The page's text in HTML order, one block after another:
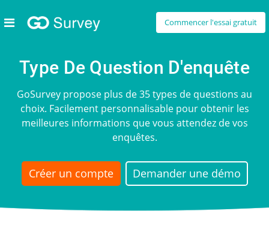
Commencer l'essai gratuit
Type De Question D'enquête
GoSurvey propose plus de 35 types de questions au
choix. Facilement personnalisable pour obtenir les
meilleures informations que vous attendez de vos
enquêtes.
Créer un compte Demander une démo